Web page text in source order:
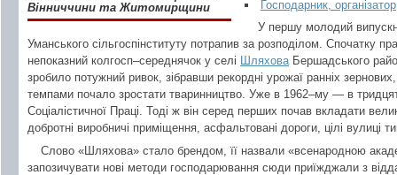
Вінниччини та Житомирщини
Господарник,
У першу молодий
Уманського сільгоспінституту потрапив за розподілом. Спочатку
непоказний колгосп–середнячок у селі ШляховаБершадського
зробило потужний ривок, зібравши рекордні урожаї ранніх
темпами почало зростати тваринництво. Уже в 1962–му — в
Соціалістичної Праці. Тоді ж він серед перших почав вкладати
добротні виробничі приміщення, асфальтовані дороги, цілі вулиці
Слово «Шляхова» стало брендом, її назвали «всенародною
запозичувати нові методи господарювання сюди приїжджали з